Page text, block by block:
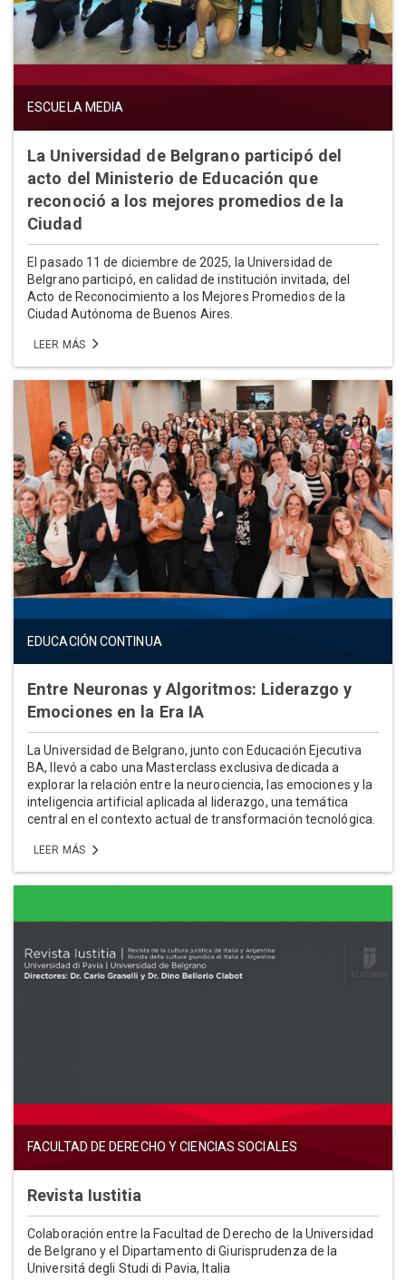
ESCUELA MEDIA
La Universidad de Belgrano participó del
acto del Ministerio de Educación que
reconoció a los mejores promedios de la
Ciudad
El pasado 11 de diciembre de 2025, la Universidad de
Belgrano participó, en calidad de institución invitada, del
Acto de Reconocimiento a los Mejores Promedios de la
Ciudad Autónoma de Buenos Aires.
LEER MÁS
EDUCACIÓN CONTINUA
Entre Neuronas y Algoritmos: Liderazgo y
Emociones en la Era IA
La Universidad de Belgrano, junto con Educación Ejecutiva
BA, llevó a cabo una Masterclass exclusiva dedicada a
explorar la relación entre la neurociencia, las emociones y la
inteligencia artificial aplicada al liderazgo, una temática
central en el contexto actual de transformación tecnológica.
LEER MÁS
FACULTAD DE DERECHO Y CIENCIAS SOCIALES
Revista Iustitia
Colaboración entre la Facultad de Derecho de la Universidad
de Belgrano y el Dipartamento di Giurisprudenza de la
Universitá degli Studi di Pavia, Italia